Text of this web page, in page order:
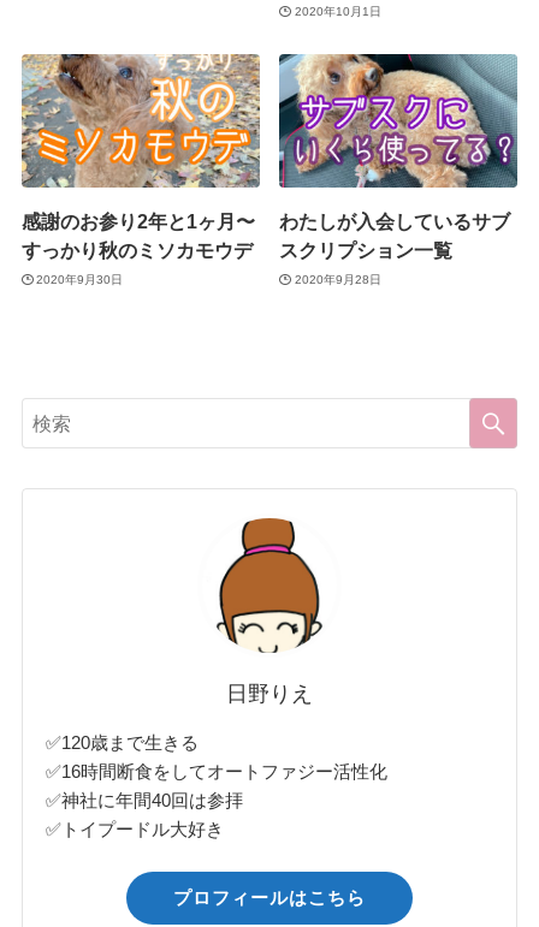
2020年10月1日
感謝のお参り2年と1ヶ月〜
すっかり秋のミソカモウデ
2020年9月30日
わたしが入会しているサブ
スクリプション一覧
2020年9月28日
日野りえ
✅120歳まで生きる
✅16時間断食をしてオートファジー活性化
✅神社に年間40回は参拝
✅トイプードル大好き
プロフィールはこちら